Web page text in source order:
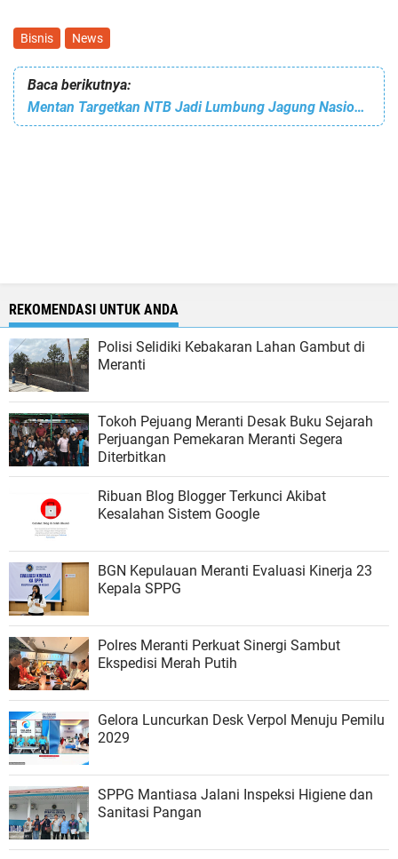
Bisnis News
Baca berikutnya:
Mentan Targetkan NTB Jadi Lumbung Jagung Nasional
REKOMENDASI UNTUK ANDA
Polisi Selidiki Kebakaran Lahan Gambut di
Meranti
Tokoh Pejuang Meranti Desak Buku Sejarah
Perjuangan Pemekaran Meranti Segera
Diterbitkan
Ribuan Blog Blogger Terkunci Akibat
Kesalahan Sistem Google
BGN Kepulauan Meranti Evaluasi Kinerja 23
Kepala SPPG
Polres Meranti Perkuat Sinergi Sambut
Ekspedisi Merah Putih
Gelora Luncurkan Desk Verpol Menuju Pemilu
2029
SPPG Mantiasa Jalani Inspeksi Higiene dan
Sanitasi Pangan